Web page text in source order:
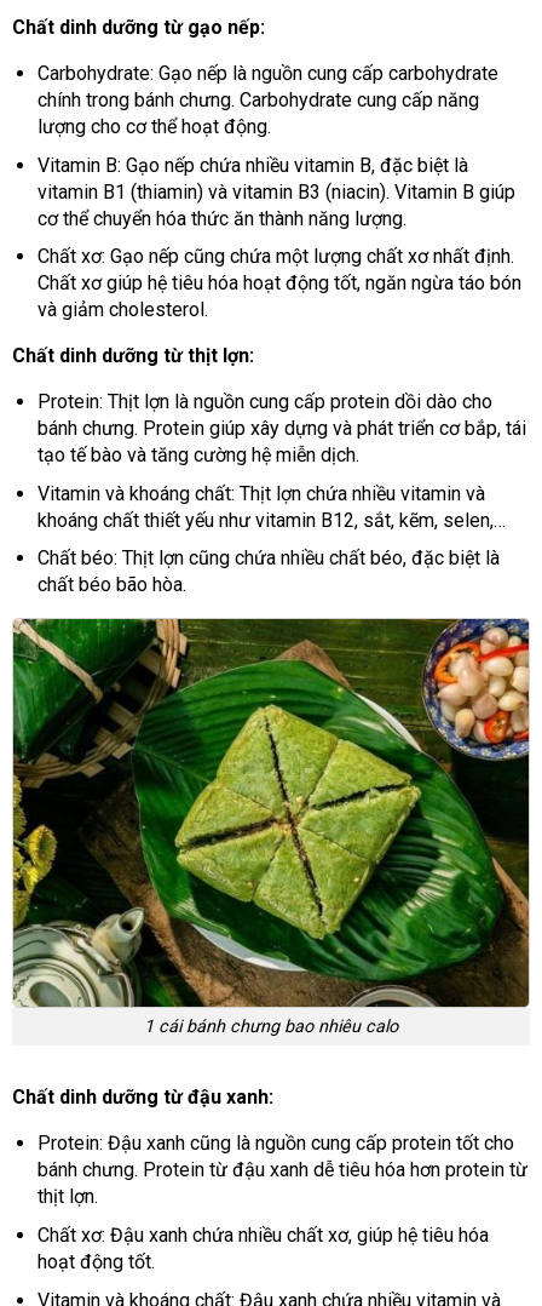
Chất dinh dưỡng từ gạo nếp:
Carbohydrate: Gạo nếp là nguồn cung cấp carbohydrate
chính trong bánh chưng. Carbohydrate cung cấp năng
lượng cho cơ thể hoạt động.
Vitamin B: Gạo nếp chứa nhiều vitamin B, đặc biệt là
vitamin B1 (thiamin) và vitamin B3 (niacin). Vitamin B giúp
cơ thể chuyển hóa thức ăn thành năng lượng.
Chất xơ: Gạo nếp cũng chứa một lượng chất xơ nhất định.
Chất xơ giúp hệ tiêu hóa hoạt động tốt, ngăn ngừa táo bón
và giảm cholesterol.
Chất dinh dưỡng từ thịt lợn:
Protein: Thịt lợn là nguồn cung cấp protein dồi dào cho
bánh chưng. Protein giúp xây dựng và phát triển cơ bắp, tái
tạo tế bào và tăng cường hệ miễn dịch.
Vitamin và khoáng chất: Thịt lợn chứa nhiều vitamin và
khoáng chất thiết yếu như vitamin B12, sắt, kẽm, selen,…
Chất béo: Thịt lợn cũng chứa nhiều chất béo, đặc biệt là
chất béo bão hòa.
1 cái bánh chưng bao nhiêu calo
Chất dinh dưỡng từ đậu xanh:
Protein: Đậu xanh cũng là nguồn cung cấp protein tốt cho
bánh chưng. Protein từ đậu xanh dễ tiêu hóa hơn protein từ
thịt lợn.
Chất xơ: Đậu xanh chứa nhiều chất xơ, giúp hệ tiêu hóa
hoạt động tốt.
Vitamin và khoáng chất: Đậu xanh chứa nhiều vitamin và